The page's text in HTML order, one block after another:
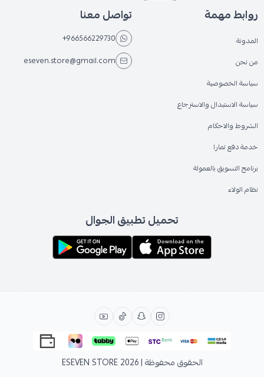
روابط مهمة
المدونة
من نحن
سياسة الخصوصية
سياسة الاستبدال والاسترجاع
الشروط والاحكام
خدمة دفع تمارا
برنامج التسويق بالعمولة
نظام الولاء
تواصل معنا
+966566229730
eseven.store@gmail.com
تحميل تطبيق الجوال
الحقوق محفوظة | 2026 ESEVEN STORE